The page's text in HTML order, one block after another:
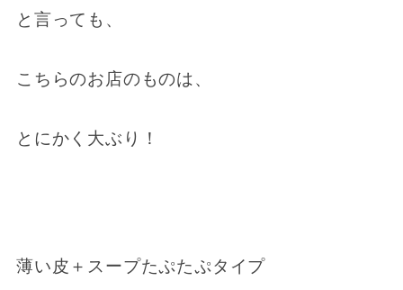
と言っても、
こちらのお店のものは、
とにかく大ぶり！
薄い皮＋スープたぷたぷタイプ